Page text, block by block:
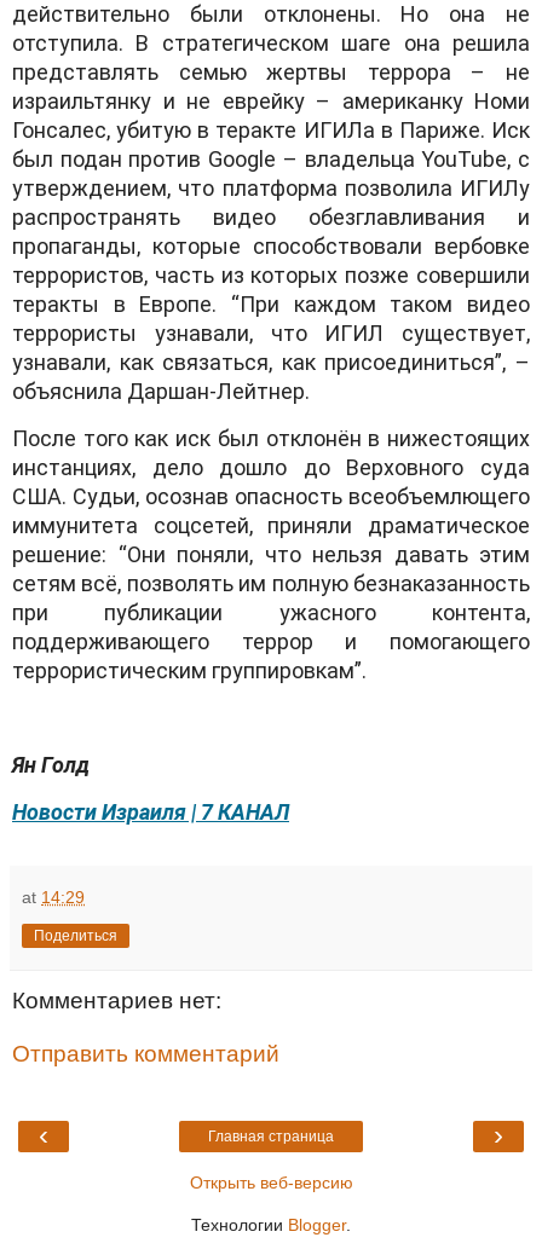
действительно были отклонены. Но она не
отступила. В стратегическом шаге она решила
представлять семью жертвы террора – не
израильтянку и не еврейку – американку Номи
Гонсалес, убитую в теракте ИГИЛа в Париже. Иск
был подан против Google – владельцаYouTube, с
утверждением, что платформа позволила ИГИЛу
распространять видео обезглавливания и
пропаганды, которые способствовали вербовке
террористов, часть из которых позже совершили
теракты в Европе. “При каждом таком видео
террористы узнавали, что ИГИЛ существует,
узнавали, как связаться, как присоединиться”, –
объяснила Даршан-Лейтнер.
После того как иск был отклонён в нижестоящих
инстанциях, дело дошло до Верховного суда
США. Судьи, осознав опасность всеобъемлющего
иммунитета соцсетей, приняли драматическое
решение: “Они поняли, что нельзя давать этим
сетям всё, позволять им полную безнаказанность
при публикации ужасного контента,
поддерживающего террор и помогающего
террористическим группировкам”.
Ян Голд
Новости Израиля | 7 КАНАЛ
at 14:29
Поделиться
Комментариев нет:
Отправить комментарий
‹ ›
Главная страница
Открыть веб-версию
Технологии Blogger.